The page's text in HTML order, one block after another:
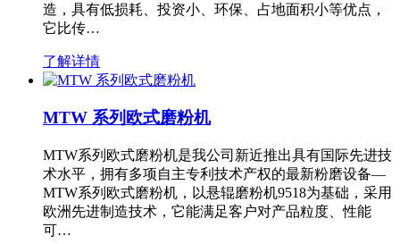
造，具有低损耗、投资小、环保、占地面积小等优点，
它比传…
了解详情
MTW 系列欧式磨粉机
MTW系列欧式磨粉机是我公司新近推出具有国际先进技
术水平，拥有多项自主专利技术产权的最新粉磨设备—
MTW系列欧式磨粉机，以悬辊磨粉机9518为基础，采用
欧洲先进制造技术，它能满足客户对产品粒度、性能
可…